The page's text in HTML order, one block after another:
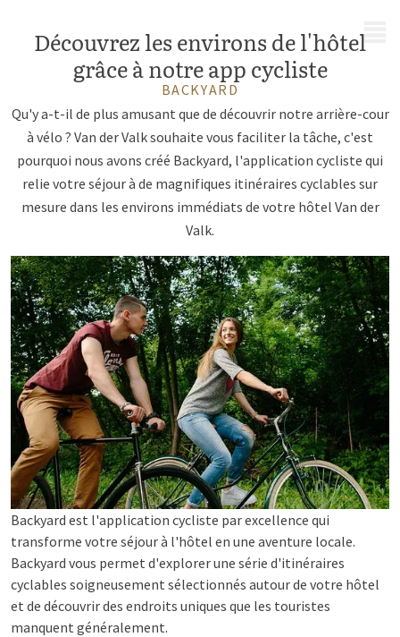
MENU
Découvrez les environs de l'hôtel
grâce à notre app cycliste
BACKYARD
Qu'y a-t-il de plus amusant que de découvrir notre arrière-cour
à vélo ? Van der Valk souhaite vous faciliter la tâche, c'est
pourquoi nous avons créé Backyard, l'application cycliste qui
relie votre séjour à de magnifiques itinéraires cyclables sur
mesure dans les environs immédiats de votre hôtel Van der
Valk.
Backyard est l'application cycliste par excellence qui
transforme votre séjour à l'hôtel en une aventure locale.
Backyard vous permet d'explorer une série d'itinéraires
cyclables soigneusement sélectionnés autour de votre hôtel
et de découvrir des endroits uniques que les touristes
manquent généralement.